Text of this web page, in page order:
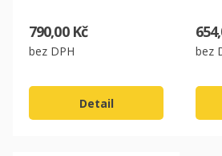
790,00 Kč
bez DPH
Detail
bez